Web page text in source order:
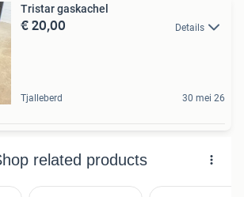
Tristar gaskachel
€ 20,00 Details
Tjalleberd 30 mei 26